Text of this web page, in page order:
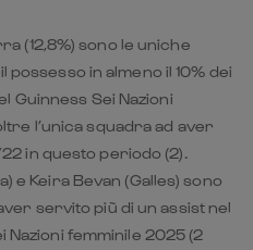
(12,8%) sono le uniche
in almeno il 10% dei
Guinness Sei Nazioni
l’unica squadra ad aver
in questo periodo (2).
e Keira Bevan (Galles) sono
servito più di un assist nel
femminile 2025 (2